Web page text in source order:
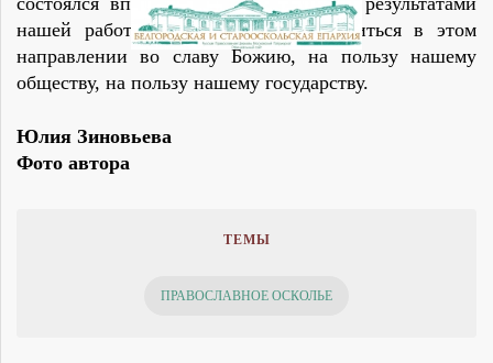
нашей работы и будем дальше трудиться в этом
направлении во славу Божию, на пользу нашему
обществу, на пользу нашему государству.
Юлия Зиновьева
Фото автора
ТЕМЫ
ПРАВОСЛАВНОЕ ОСКОЛЬЕ